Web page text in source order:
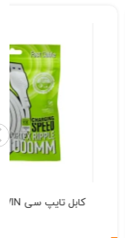
کابل تایپ سی BAVIN مدل CB280